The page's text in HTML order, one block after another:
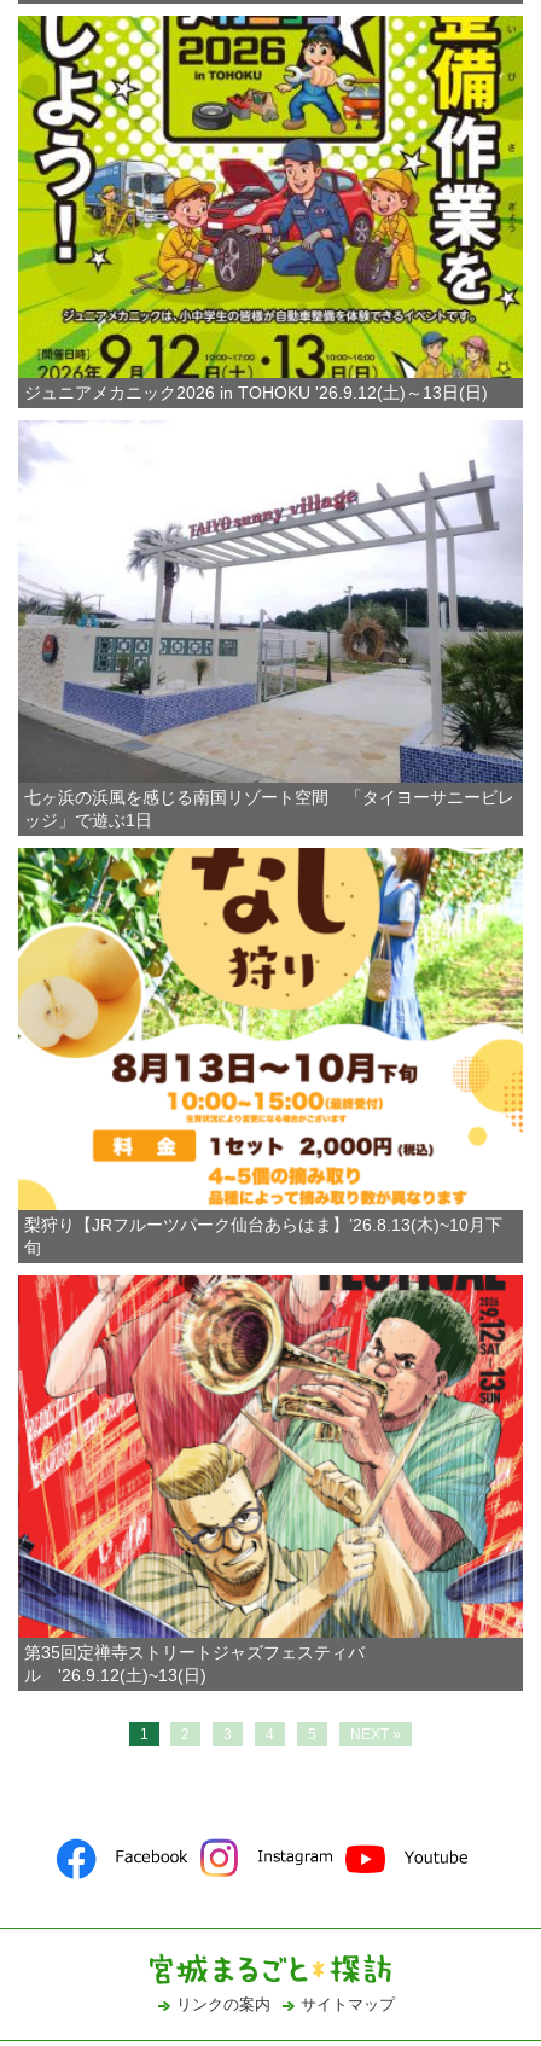
ジュニアメカニック2026 in TOHOKU '26.9.12(土)～13日(日)
七ヶ浜の浜風を感じる南国リゾート空間 「タイヨーサニービレ
ッジ」で遊ぶ1日
梨狩り【JRフルーツパーク仙台あらはま】’26.8.13(木)~10月下
旬
第35回定禅寺ストリートジャズフェスティバ
ル '26.9.12(土)~13(日)
1 2 3 4 5 NEXT »
リンクの案内 サイトマップ